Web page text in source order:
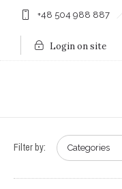
+48 504 988 887
Login on site
Filter by: Categories